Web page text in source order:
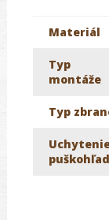
Materiál
Typ
montáže
Typ